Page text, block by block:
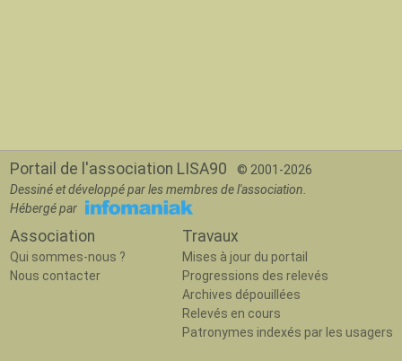
Portail de l'association LISA90
© 2001-2026
Dessiné et développé par les membres de l'association.
Hébergé par
Association
Qui sommes-nous ?
Nous contacter
Travaux
Mises à jour du portail
Progressions des relevés
Archives dépouillées
Relevés en cours
Patronymes indexés par les usagers